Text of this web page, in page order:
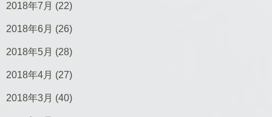
2018年7月 (22)
2018年6月 (26)
2018年5月 (28)
2018年4月 (27)
2018年3月 (40)